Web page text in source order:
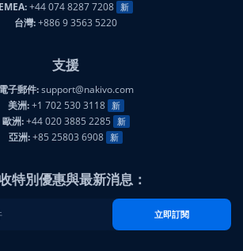
EMEA:+44 074 8287 7208 新
台灣:+886 9 3563 5220
支援
電子郵件:support@nakivo.com
美洲:+1 702 530 3118 新
歐洲:+44 020 3885 2285 新
亞洲:+85 25803 6908 新
特別優惠與最新消息：
立即訂閱